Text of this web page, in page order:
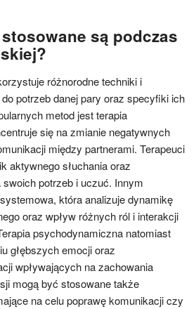
są podczas
różnorodne techniki i
potrzeb danej pary oraz specyfiki ich
metod jest terapia
się na zmianie negatywnych
między partnerami. Terapeuci
aktywnego słuchania oraz
potrzeb i uczuć. Innym
która analizuje dynamikę
oraz wpływ różnych ról i interakcji
psychodynamiczna natomiast
głębszych emocji oraz
wpływających na zachowania
mogą być stosowane także
na celu poprawę komunikacji czy